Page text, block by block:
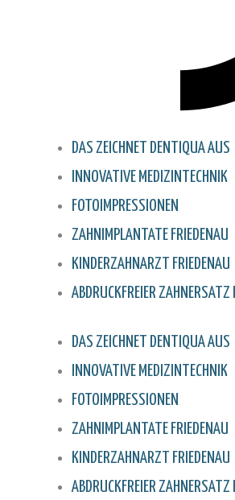
DAS ZEICHNET DENTIQUA AUS
INNOVATIVE MEDIZINTECHNIK
FOTOIMPRESSIONEN
ZAHNIMPLANTATE FRIEDENAU
KINDERZAHNARZT FRIEDENAU
ABDRUCKFREIER ZAHNERSATZ
DAS ZEICHNET DENTIQUA AUS
INNOVATIVE MEDIZINTECHNIK
FOTOIMPRESSIONEN
ZAHNIMPLANTATE FRIEDENAU
KINDERZAHNARZT FRIEDENAU
ABDRUCKFREIER ZAHNERSATZ